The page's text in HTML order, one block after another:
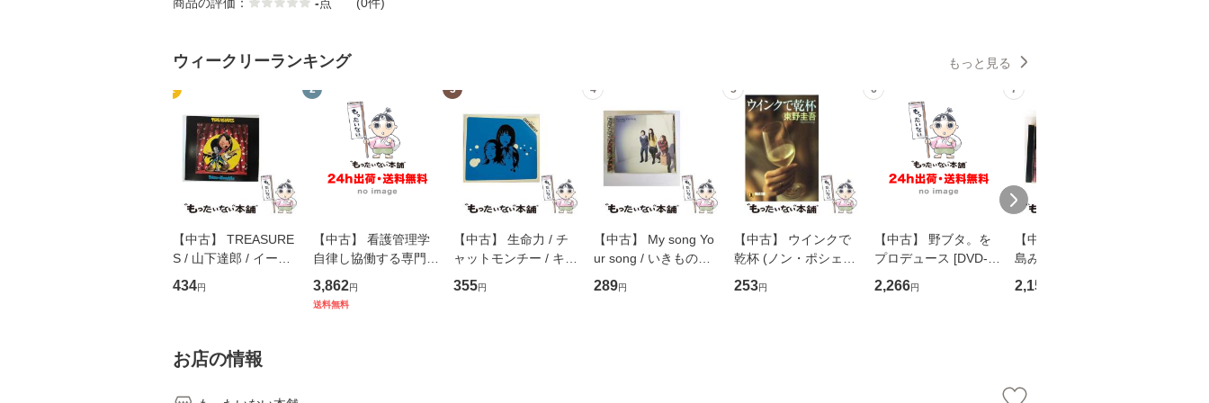
ウィークリーランキング もっと見る
1
【中古】 TREASURE
S / 山下達郎 / イース
トウエスト・ジャパン
[CD]【メール便送料無
434円
2
【中古】 看護管理学
自律し協働する専門職
の看護マネジメントス
キル 改訂第3版 (看護
3,862円
送料無料
3
【中古】 生命力 / チ
ャットモンチー / キュ
ーンレコード [CD]
【メール便送料無料】
355円
4
【中古】 My song Yo
ur song / いきものが
かり / [CD]【メール便
送料無料】
289円
5
【中古】 ウインクで
乾杯 (ノン・ポシェッ
ト) / 東野圭吾 / 祥伝
社 [文庫]【メール便送
253円
6
【中古】 野ブタ。を
プロデュース [DVD-B
OX] / バップ [DVD]
【メール便送料無料】
2,266円
7
【中古】 寒水魚 / 中
島みゆき / [CD]【メー
ル便送料無料】
2,150
お店の情報